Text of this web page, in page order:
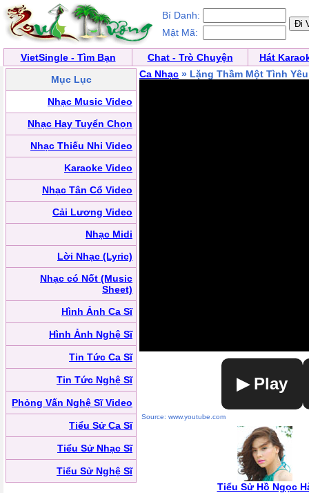
Bí Danh:
Mật Mã:
VietSingle - Tìm Bạn Chat - Trò Chuyện
Hát
Mục Lục
Nhạc Music Video
Nhạc Hay Tuyển Chọn
Nhạc Thiếu Nhi Video
Karaoke Video
Nhạc Tân Cổ Video
Cải Lương Video
Nhạc Midi
Lời Nhạc (Lyric)
Nhạc có Nốt (Music
Sheet)
Hình Ảnh Ca Sĩ
Hình Ảnh Nghệ Sĩ
Tin Tức Ca Sĩ
Tin Tức Nghệ Sĩ
Phỏng Vấn Nghệ Sĩ Video
Tiểu Sử Ca Sĩ
Tiểu Sử Nhạc Sĩ
Tiểu Sử Nghệ Sĩ
Ca Nhạc » Lặng Thầm Một Tình Yêu
▶ Play
Source: www.youtube.com
Tiểu Sử Hồ Ngọc